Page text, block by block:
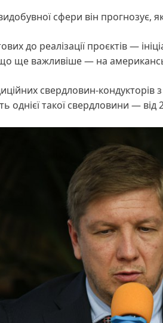
сфери він прогнозує,
до реалізації проєктів —
ще важливіше — на
свердловин-
однієї такої свердловини —